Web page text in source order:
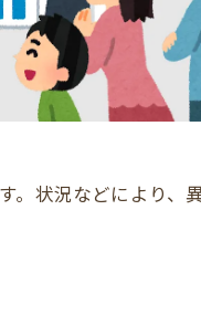
状況などにより